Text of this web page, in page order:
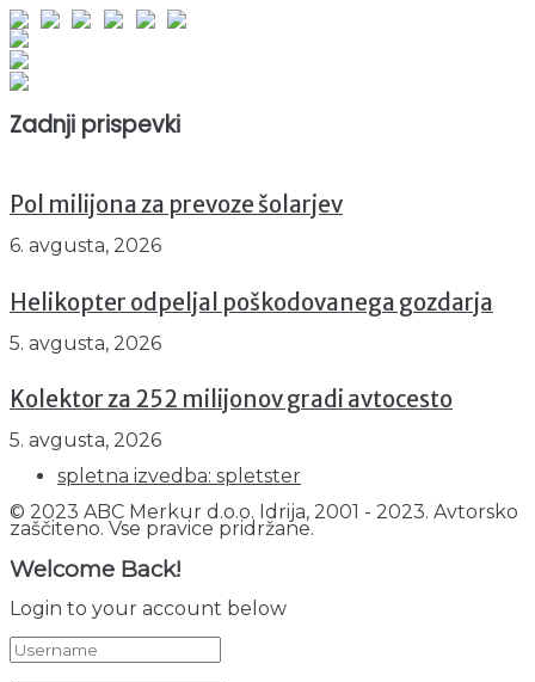
Zadnji prispevki
Pol milijona za prevoze šolarjev
6. avgusta, 2026
Helikopter odpeljal poškodovanega gozdarja
5. avgusta, 2026
Kolektor za 252 milijonov gradi avtocesto
5. avgusta, 2026
spletna izvedba: spletster
© 2023 ABC Merkur d.o.o. Idrija, 2001 - 2023. Avtorsko
zaščiteno. Vse pravice pridržane.
Welcome Back!
Login to your account below